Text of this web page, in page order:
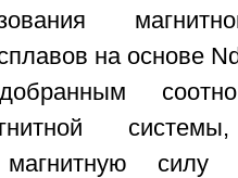
на основе
системы,
силу